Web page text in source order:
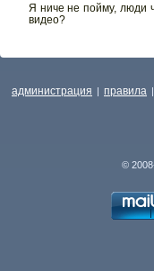
Я ниче не пойму, люди
видео?
администрация | правила |
©